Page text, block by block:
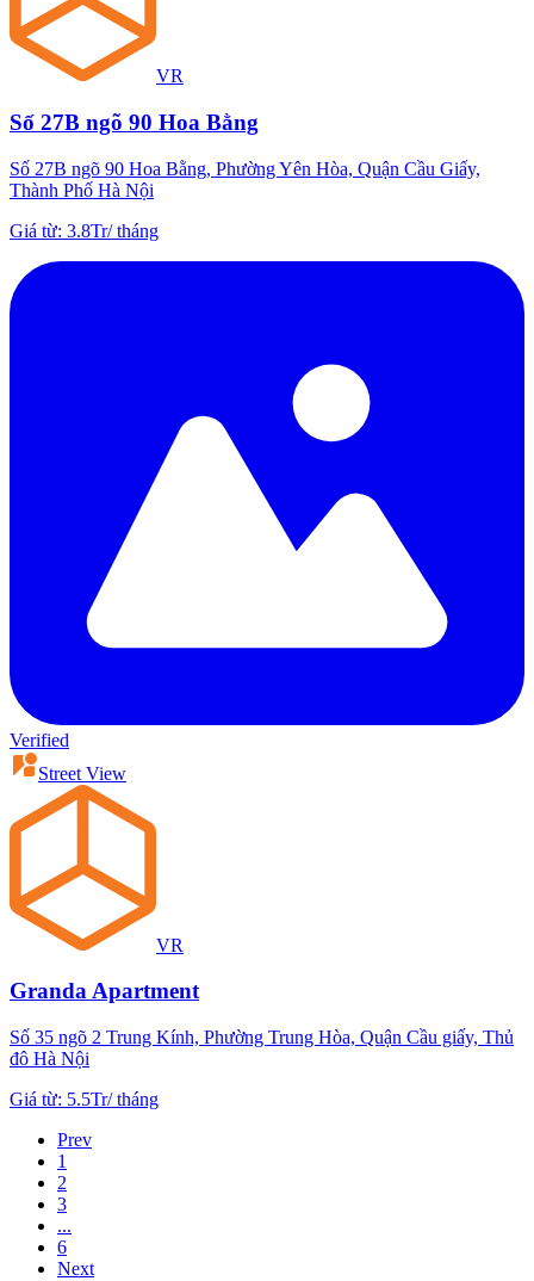
VR
Số 27B ngõ 90 Hoa Bằng
Số 27B ngõ 90 Hoa Bằng, Phường Yên Hòa, Quận Cầu Giấy,
Thành Phố Hà Nội
Giá từ: 3.8Tr/tháng
Verified
Street View
VR
Granda Apartment
Số 35 ngõ 2 Trung Kính, Phường Trung Hòa, Quận Cầu giấy, Thủ
đô Hà Nội
Giá từ: 5.5Tr/tháng
Prev
1
2
3
...
6
Next